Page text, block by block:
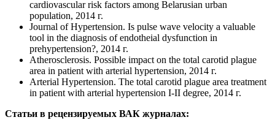
cardiovascular risk factors among Belarusian urban
population, 2014 г.
Journal of Hypertension. Is pulse wave velocity a valuable
tool in the diagnosis of endotheial dysfunction in
prehypertension?, 2014 г.
Atherosclerosis. Possible impact on the total carotid plague
area in patient with arterial hypertension, 2014 г.
Arterial Hypertension. The total carotid plague area treatment
in patient with arterial hypertension I-II degree, 2014 г.
Статьи в рецензируемых ВАК журналах: